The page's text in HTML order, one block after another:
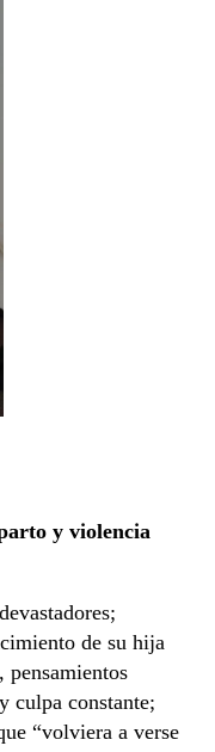
y violencia
de su hija
pensamientos
culpa constante;
“volviera a verse